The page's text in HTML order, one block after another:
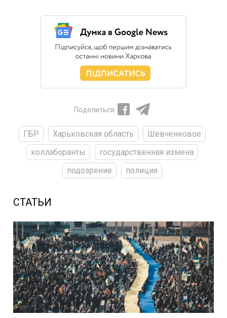
Поделиться
ГБР Харьковская область
Шевченковое
коллаборанты
государственная измена
подозрение
полиция
СТАТЬИ